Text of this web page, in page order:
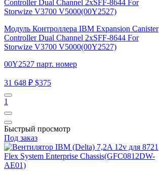
Модуль Контроллера IBM Expansion Canister
Controller Dual Channel 2xSFF-8644 For
Storwize V3700 V5000(00Y2527)
00Y2527 парт. номер
31 648 ₽ $375
1
Быстрый просмотр
Под заказ